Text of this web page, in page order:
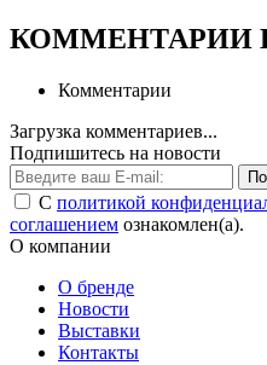
КОММЕНТАРИИ
Комментарии
Загрузка комментариев...
Подпишитесь на новости
С политикой
соглашением ознакомлен(а).
О компании
О бренде
Новости
Выставки
Контакты